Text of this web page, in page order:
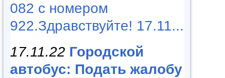
082 с номером
922.Здравствуйте! 17.11...
17.11.22 Городской
автобус: Подать жалобу